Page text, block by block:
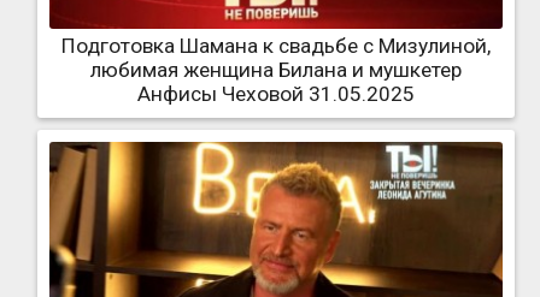
Подготовка Шамана к свадьбе с Мизулиной,
любимая женщина Билана и мушкетер
Анфисы Чеховой 31.05.2025